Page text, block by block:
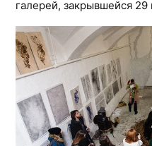
галерей, закрывшейся 29